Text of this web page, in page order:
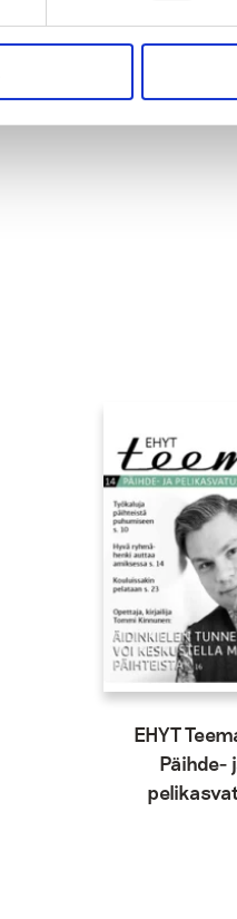
a
EHYT
Päihde-